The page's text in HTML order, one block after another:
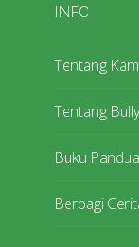
INFO
Tentang
Tentang
Buku
Berbagi